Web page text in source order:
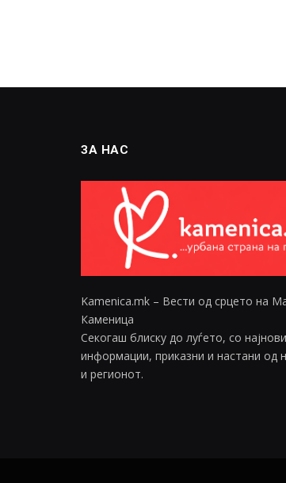
ЗА НАС
Kamenica.mk – Вести од срцето на
Каменица
Секогаш блиску до луѓето, со најнови
информации, приказни и настани од
и регионот.